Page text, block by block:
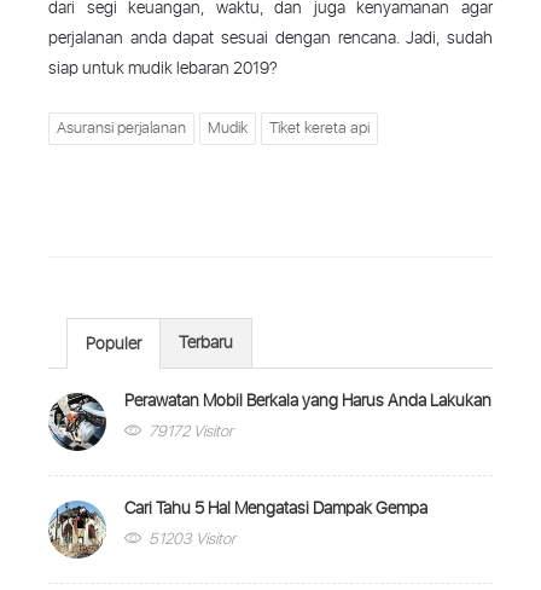
dari segi keuangan, waktu, dan juga kenyamanan agar
perjalanan anda dapat sesuai dengan rencana. Jadi, sudah
siap untuk mudik lebaran 2019?
Asuransi perjalanan Mudik Tiket kereta api
Populer Terbaru
Perawatan Mobil Berkala yang Harus Anda Lakukan
79172 Visitor
Cari Tahu 5 Hal Mengatasi Dampak Gempa
51203 Visitor